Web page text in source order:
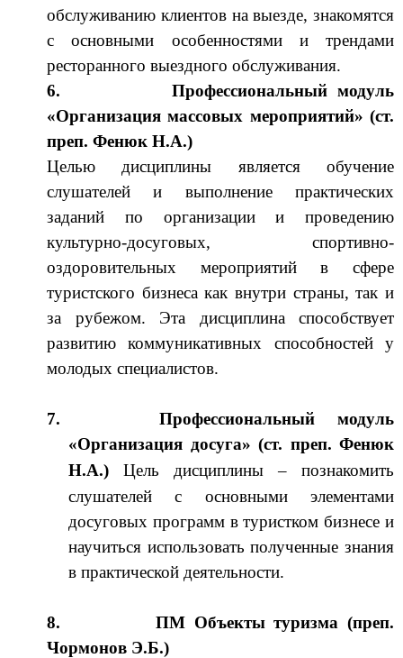
обслуживанию клиентов на выезде, знакомятся
с основными особенностями и трендами
ресторанного выездного обслуживания.
6.
Профессиональный модуль
«Организация массовых мероприятий» (ст.
преп. Фенюк Н.А.)
Целью дисциплины является обучение
слушателей и выполнение
практических
заданий по организации и проведению
культурно-досуговых, спортивно-
оздоровительных мероприятий в сфере
туристского бизнеса как внутри страны, так и
за рубежом. Эта дисциплина способствует
развитию коммуникативных способностей у
молодых специалистов.
7.
Профессиональный модуль
«Организация досуга» (ст. преп. Фенюк
Н.А.) Цель дисциплины – познакомить
слушателей с основными элементами
досуговых программ в туристком бизнесе и
научиться использовать полученные знания
в практической деятельности.
8.
ПМ Объекты туризма (преп.
Чормонов Э.Б.)